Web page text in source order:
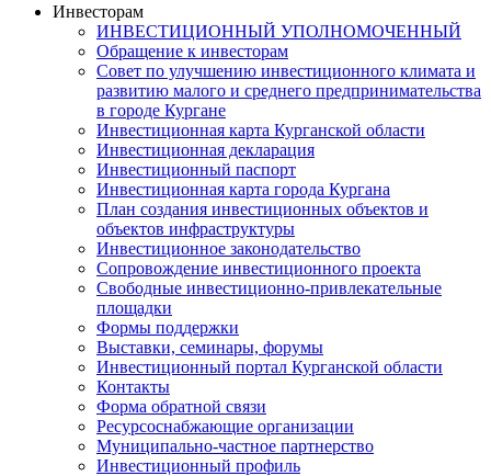
Инвесторам
ИНВЕСТИЦИОННЫЙ УПОЛНОМОЧЕННЫЙ
Обращение к инвесторам
Совет по улучшению инвестиционного климата и
развитию малого и среднего предпринимательства
в городе Кургане
Инвестиционная карта Курганской области
Инвестиционная декларация
Инвестиционный паспорт
Инвестиционная карта города Кургана
План создания инвестиционных объектов и
объектов инфраструктуры
Инвестиционное законодательство
Сопровождение инвестиционного проекта
Свободные инвестиционно-привлекательные
площадки
Формы поддержки
Выставки, семинары, форумы
Инвестиционный портал Курганской области
Контакты
Форма обратной связи
Ресурсоснабжающие организации
Муниципально-частное партнерство
Инвестиционный профиль